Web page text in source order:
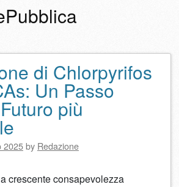
di Chlorpyrifos
Un Passo
più
2025by Redazione
crescente consapevolezza